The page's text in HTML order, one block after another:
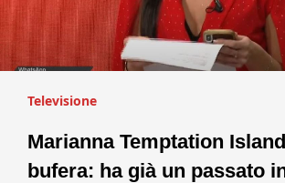
Televisione
Marianna Temptation
bufera: ha già un passato